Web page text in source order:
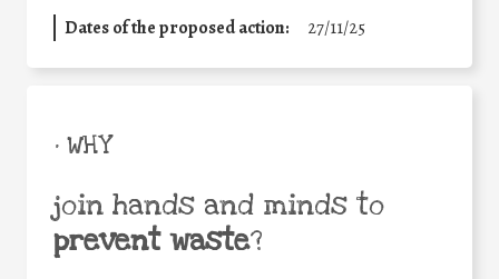
Dates of the proposed action: 27/11/25
• WHY
join hands and minds to
prevent waste?